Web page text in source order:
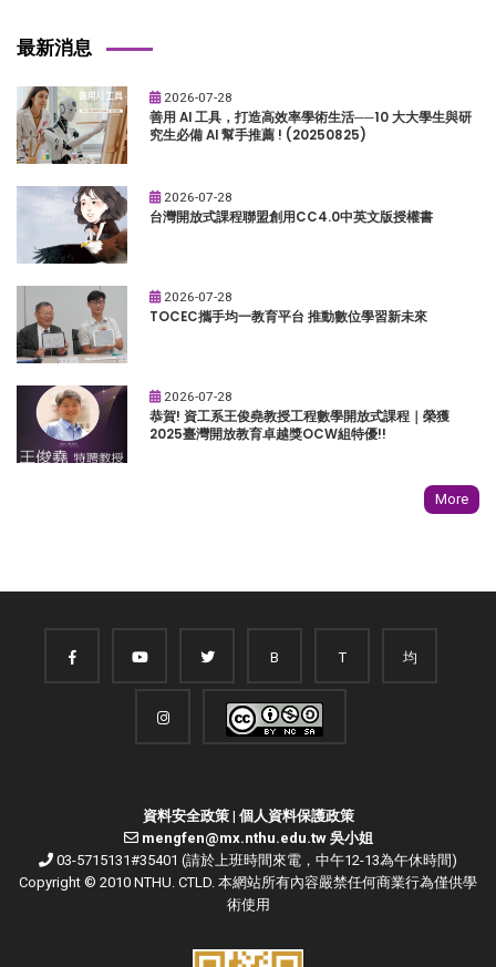
最新消息
2026-07-28
善用 AI 工具，打造高效率學術生活──10 大大學生與研
究生必備 AI 幫手推薦 ! (20250825)
2026-07-28
台灣開放式課程聯盟創用CC4.0中英文版授權書
2026-07-28
TOCEC攜手均一教育平台 推動數位學習新未來
2026-07-28
恭賀! 資工系王俊堯教授工程數學開放式課程｜榮獲
2025臺灣開放教育卓越獎OCW組特優!!
More
B T 均
資料安全政策| 個人資料保護政策
mengfen@mx.nthu.edu.tw 吳小姐
03-5715131#35401 (請於上班時間來電，中午12-13為午休時間)
Copyright © 2010 NTHU. CTLD. 本網站所有內容嚴禁任何商業行為僅供學
術使用